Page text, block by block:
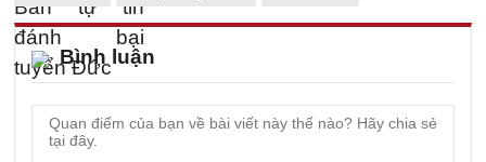
Bình luận